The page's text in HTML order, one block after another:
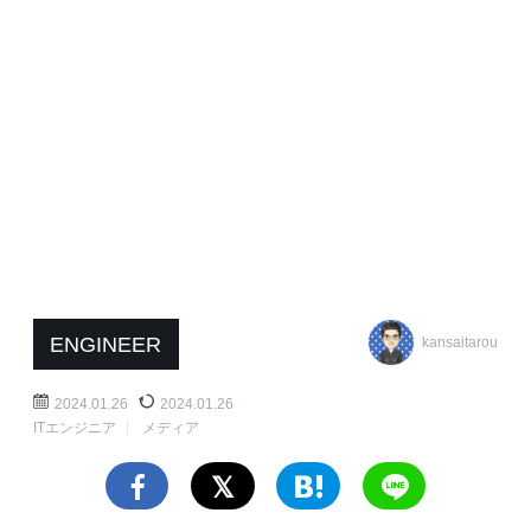
ENGINEER kansaitarou
2024.01.26
2024.01.26
ITエンジニア
メディア